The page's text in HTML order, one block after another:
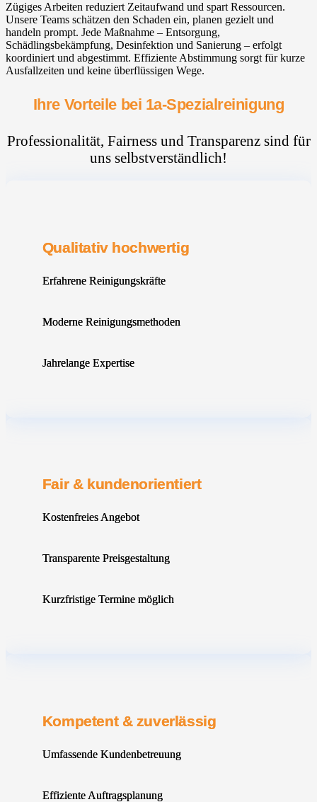
Zügiges Arbeiten reduziert Zeitaufwand und spart Ressourcen.
Unsere Teams schätzen den Schaden ein, planen gezielt und
handeln prompt. Jede Maßnahme – Entsorgung,
Schädlingsbekämpfung, Desinfektion und Sanierung – erfolgt
koordiniert und abgestimmt. Effiziente Abstimmung sorgt für kurze
Ausfallzeiten und keine überflüssigen Wege.
Ihre Vorteile bei 1a-Spezialreinigung
Professionalität, Fairness und Transparenz sind für
uns selbstverständlich!
Qualitativ hochwertig
Erfahrene Reinigungskräfte
Moderne Reinigungsmethoden
Jahrelange Expertise
Fair & kundenorientiert
Kostenfreies Angebot
Transparente Preisgestaltung
Kurzfristige Termine möglich
Kompetent & zuverlässig
Umfassende Kundenbetreuung
Effiziente Auftragsplanung